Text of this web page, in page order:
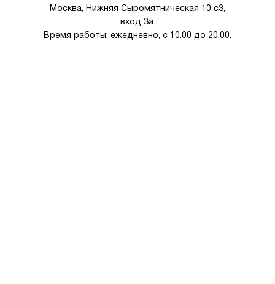
Москва, Нижняя Сыромятническая 10 с3,
вход 3а.
Время работы: ежедневно, с 10.00 до 20.00.